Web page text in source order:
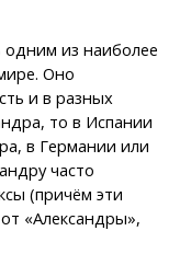
одним из наиболее
Оно
и в разных
то в Испании
в Германии или
часто
(причём эти
«Александры»,